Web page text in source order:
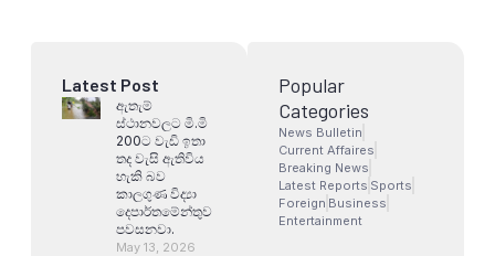
Latest Post
ඇතැම්
ස්ථානවලට මි.මි
200ට වැඩි ඉතා
තද වැසි ඇතිවිය
හැකි බව
කාලගුණ විද්‍යා
දෙපාර්තමේන්තුව
පවසනවා.
May 13, 2026
Popular
Categories
News Bulletin
Current Affaires
Breaking News
Latest Reports Sports
Foreign Business
Entertainment